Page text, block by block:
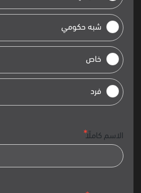
شبه حكومي
خاص
فرد
الاسم كاملًا